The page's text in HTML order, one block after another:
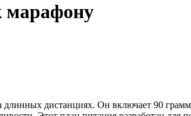
марафону
дистанциях. Он включает 90